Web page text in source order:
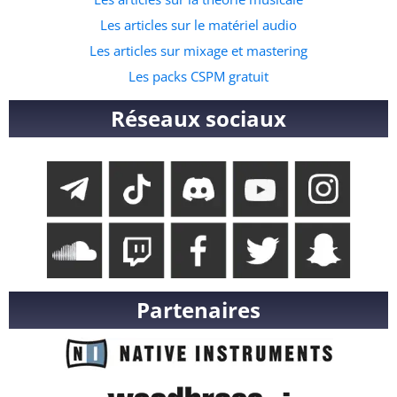
Les articles sur le matériel audio
Les articles sur mixage et mastering
Les packs CSPM gratuit
Réseaux sociaux
Partenaires